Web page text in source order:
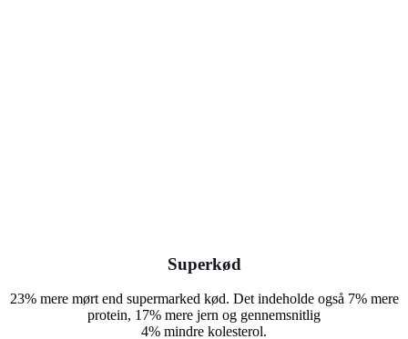
Superkød
23% mere mørt end supermarked kød. Det indeholde også 7% mere
protein, 17% mere jern og gennemsnitlig
4% mindre kolesterol.